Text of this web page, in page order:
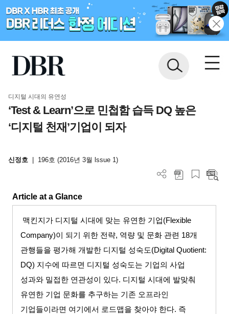
디지털 시대의 유연성
‘Test & Learn’으로 민첩함 습득 DQ 높은
‘디지털 천재’기업이 되자
신정호 196호 (2016년 3월 lssue 1)
Article at a Glance
맥킨지가 디지털 시대에 맞는 유연한 기업(Flexible
Company)이 되기 위한 전략, 역량 및 문화 관련 18개
관행들을 평가해 개발한 디지털 성숙도(Digital Quotient:
DQ) 지수에 따르면 디지털 성숙도는 기업의 사업
성과와 밀접한 연관성이 있다. 디지털 시대에 발맞춰
유연한 기업 문화를 추구하는 기존 오프라인
기업들이라면 여기에서 로드맵을 찾아야 한다. 즉